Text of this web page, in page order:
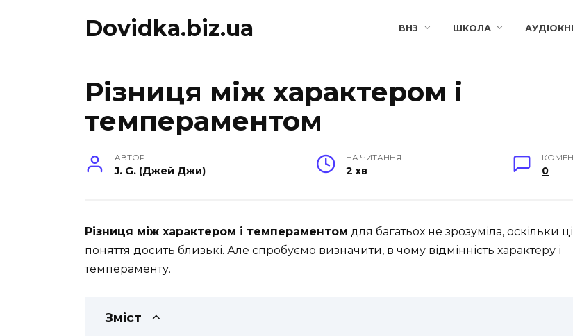
Dovidka.biz.ua ВНЗ ШКОЛА
Різниця між характером і
темпераментом
АВТОР
J. G. (Джей Джи)
НА ЧИТАННЯ
2 хв 0
Різниця між характером і темпераментом для багатьох не зрозуміла, оскільки ці
поняття досить близькі. Але спробуємо визначити, в чому відмінність характеру і
темпераменту.
Зміст